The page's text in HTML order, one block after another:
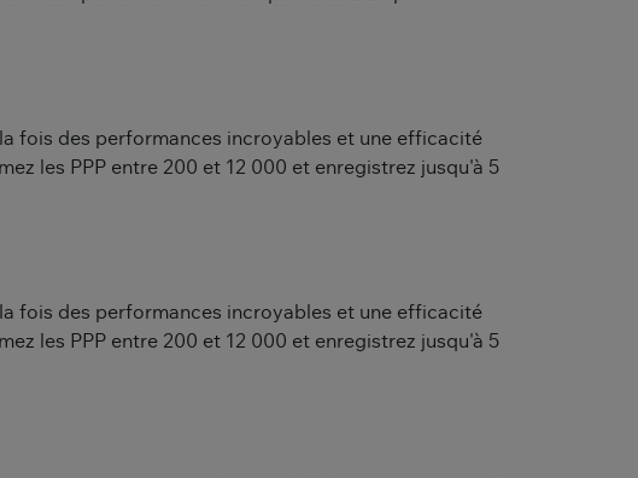
fois des performances incroyables et une efficacité
les PPP entre 200 et 12 000 et enregistrez jusqu'à 5
fois des performances incroyables et une efficacité
les PPP entre 200 et 12 000 et enregistrez jusqu'à 5